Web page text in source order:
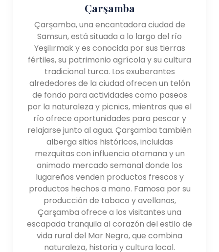
Çarşamba
Çarşamba, una encantadora ciudad de
Samsun, está situada a lo largo del río
Yeşilırmak y es conocida por sus tierras
fértiles, su patrimonio agrícola y su cultura
tradicional turca. Los exuberantes
alrededores de la ciudad ofrecen un telón
de fondo para actividades como paseos
por la naturaleza y picnics, mientras que el
río ofrece oportunidades para pescar y
relajarse junto al agua. Çarşamba también
alberga sitios históricos, incluidas
mezquitas con influencia otomana y un
animado mercado semanal donde los
lugareños venden productos frescos y
productos hechos a mano. Famosa por su
producción de tabaco y avellanas,
Çarşamba ofrece a los visitantes una
escapada tranquila al corazón del estilo de
vida rural del Mar Negro, que combina
naturaleza, historia y cultura local.